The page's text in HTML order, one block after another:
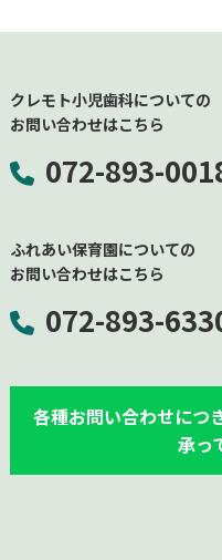
クレモト小児歯科についての
お問い合わせはこちら
072-893-
ふれあい保育園についての
お問い合わせはこちら
072-893-
各種お問い合わせにつ
承っ